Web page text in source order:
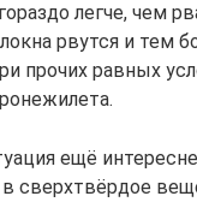
легче, чем
рвутся и тем
прочих равных
ещё
сверхтвёрдое